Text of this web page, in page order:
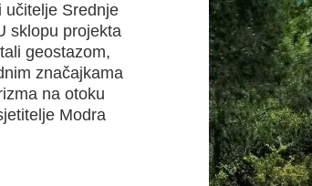
učitelje Srednje
sklopu projekta
geostazom,
značajkama
na otoku
Modra